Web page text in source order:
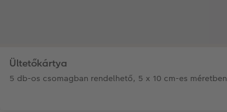
Ültetőkártya
5 db-os csomagban rendelhető, 5 x 10 cm-es méretben